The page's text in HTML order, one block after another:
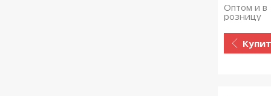
Оптом и в
розницу